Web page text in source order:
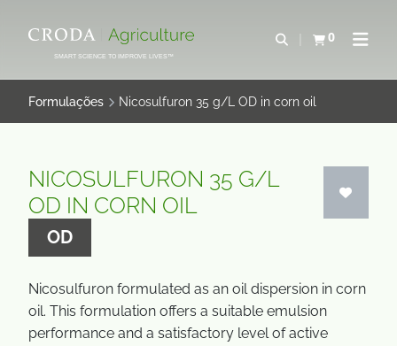
PARA
CONTEÚDO
PARA
MENU
SMART SCIENCE TO IMPROVE LIVES™
Abrir pesquisa
0
Exibir cestaAbrir
Formulações Nicosulfuron 35 g/L OD in corn oil
NICOSULFURON 35 G/L
OD IN CORN OIL
OD
Nicosulfuron formulated as an oil dispersion in corn
oil. This formulation offers a suitable emulsion
performance and a satisfactory level of active